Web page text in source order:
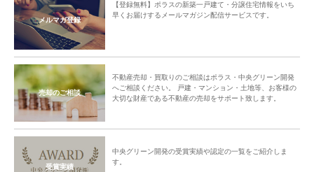
メルマガ登録
【登録無料】ポラスの新築一戸建て・分譲住宅情報をいち
早くお届けするメールマガジン配信サービスです。
売却のご相談
不動産売却・買取りのご相談はポラス・中央グリーン開発
へご相談ください。 戸建・マンション・土地等、お客様の
大切な財産である不動産の売却をサポート致します。
受賞実績
中央グリーン開発の受賞実績や認定の一覧をご紹介しま
す。